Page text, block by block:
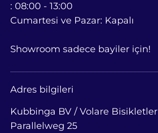
: 08:00 - 13:00
Cumartesi ve Pazar: Kapalı
Showroom sadece bayiler için!
Adres bilgileri
Kubbinga BV / Volare Bisikletler
Parallelweg 25